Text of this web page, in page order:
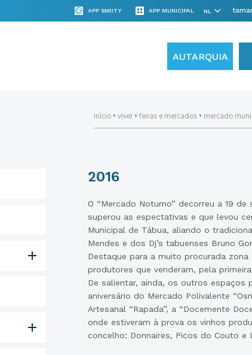
APP SMIITY APP MUNICIPAL
AUTARQUIA
início•viver•feiras e mercados• mercado
2016
O “Mercado Noturno” decorreu a 19
superou as espectativas e que levou
Municipal de Tábua, aliando o
Mendes e dos Dj’s tabuenses Bruno
Destaque para a muito procurada
produtores que venderam, pela
De salientar, ainda, os outros espaços
aniversário do Mercado Polivalente
Artesanal “Rapada”, a “Docemente
onde estiveram à prova os vinhos
concelho: Donnaires, Picos do Couto e